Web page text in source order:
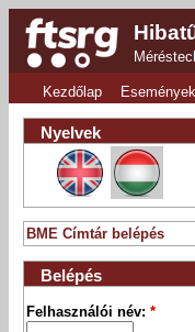
Kezdőlap Események
Nyelvek
BME Címtár belépés
Belépés
Felhasználói név:*